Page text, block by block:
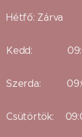
Hétfő: Zárva
Kedd:
Szerda:
Csütörtök: